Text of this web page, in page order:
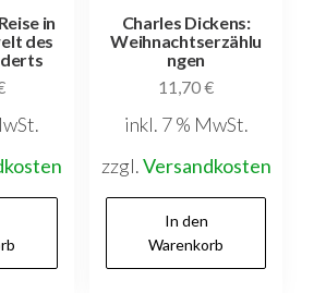
in
des
Charles Dickens:
Weihnachtserzählu
ngen
11,70€
inkl. 7 % MwSt.
zzgl.Versandkosten
In den
Warenkorb